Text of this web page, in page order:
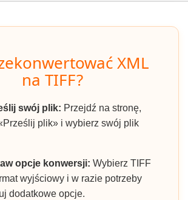
XML
na TIFF?
swój plik: Przejdź na stronę,
plik» i wybierz swój plik
opcje konwersji: Wybierz TIFF
wyjściowy i w razie potrzeby
dodatkowe opcje.